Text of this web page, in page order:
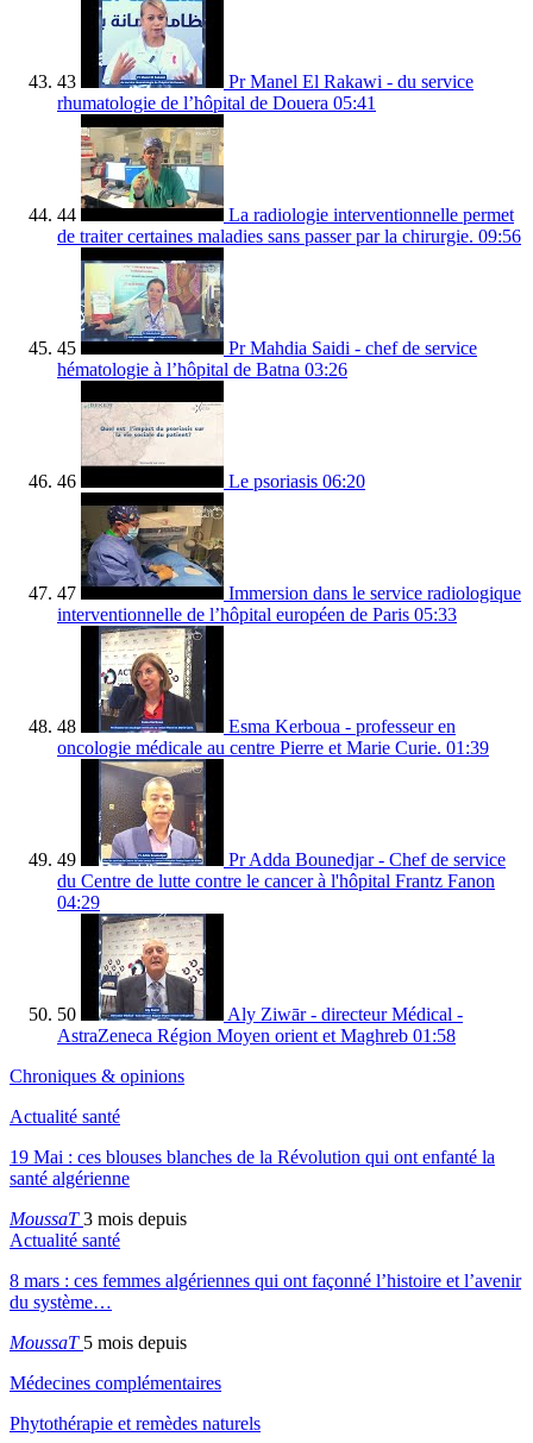
43
Pr Manel El Rakawi - du service
rhumatologie de l’hôpital de Douera 05:41
44
La radiologie interventionnelle permet
de traiter certaines maladies sans passer par la chirurgie. 09:56
45
Pr Mahdia Saidi - chef de service
hématologie à l’hôpital de Batna 03:26
46 Le psoriasis 06:20
47
Immersion dans le service radiologique
interventionnelle de l’hôpital européen de Paris 05:33
48
Esma Kerboua - professeur en
oncologie médicale au centre Pierre et Marie Curie. 01:39
49
Pr Adda Bounedjar - Chef de service
du Centre de lutte contre le cancer à l'hôpital Frantz Fanon
04:29
50
Aly Ziwār - directeur Médical -
AstraZeneca Région Moyen orient et Maghreb 01:58
Chroniques & opinions
Actualité santé
19 Mai : ces blouses blanches de la Révolution qui ont enfanté la
santé algérienne
MoussaT3 mois depuis
Actualité santé
8 mars : ces femmes algériennes qui ont façonné l’histoire et l’avenir
du système…
MoussaT 5 mois depuis
Médecines complémentaires
Phytothérapie et remèdes naturels